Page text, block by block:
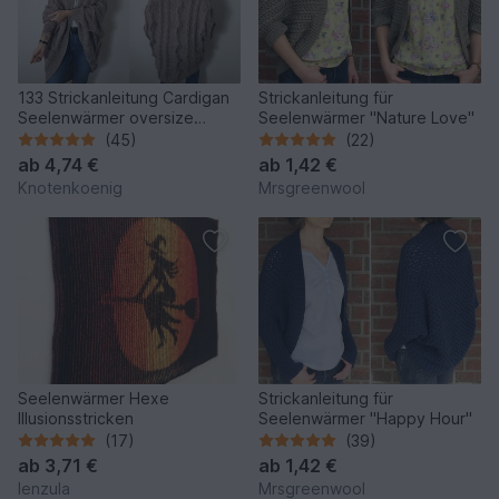
133 Strickanleitung Cardigan
Seelenwärmer oversize
Herbstlaub in mehreren
Größen und Variationen
(45)
ab 4,74 €
Knotenkoenig
Strickanleitung für
Seelenwärmer "Nature Love"
(22)
ab 1,42 €
Mrsgreenwool
Seelenwärmer Hexe
Illusionsstricken
(17)
ab 3,71 €
lenzula
Strickanleitung für
Seelenwärmer "Happy Hour"
(39)
ab 1,42 €
Mrsgreenwool